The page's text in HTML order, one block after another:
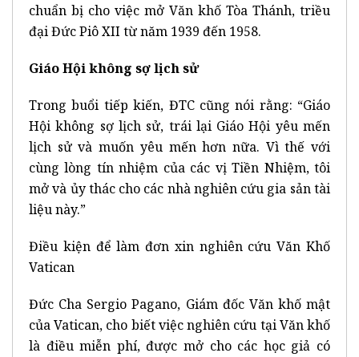
chuẩn bị cho việc mở Văn khố Tòa Thánh, triều
đại Đức Piô XII từ năm 1939 đến 1958.
Giáo Hội không sợ lịch sử
Trong buổi tiếp kiến, ĐTC cũng nói rằng: “Giáo
Hội không sợ lịch sử, trái lại Giáo Hội yêu mến
lịch sử và muốn yêu mến hơn nữa. Vì thế với
cùng lòng tín nhiệm của các vị Tiền Nhiệm, tôi
mở và ủy thác cho các nhà nghiên cứu gia sản tài
liệu này.”
Điều kiện để làm đơn xin nghiên cứu Văn Khố
Vatican
Đức Cha Sergio Pagano, Giám đốc Văn khố mật
của Vatican, cho biết việc nghiên cứu tại Văn khố
là điều miễn phí, được mở cho các học giả có